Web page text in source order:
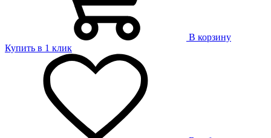
В корзину
Купить в 1 клик